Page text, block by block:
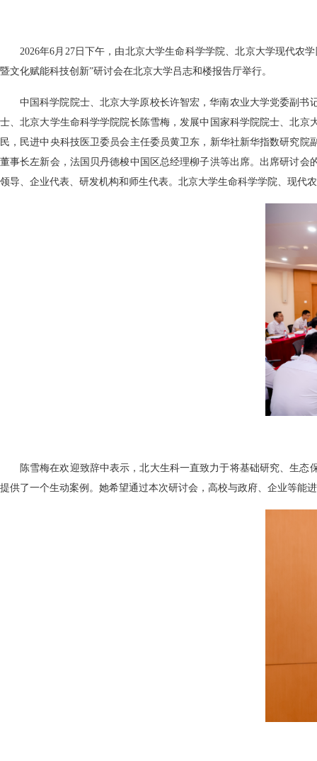
2026年6月 27日下午，由北京大学生命科学学院、北京大学现代农
暨文化赋能科技创新”研讨会在北京大学吕志和楼报告厅举行。
中国科学院院士、北京大学原校长许智宏，华南农业大学党委副
士、北京大学生命科学学院院长陈雪梅，发展中国家科学院院士、北
民，民进中央科技医卫委员会主任委员黄卫东，新华社新华指数研究
董事长左新会，法国贝丹德梭中国区总经理柳子洪等出席。出席研讨
领导、企业代表、研发机构和师生代表。北京大学生命科学学院、现代
陈雪梅在欢迎致辞中表示，北大生科一直致力于将基础研究、生
提供了一个生动案例。她希望通过本次研讨会，高校与政府、企业等能